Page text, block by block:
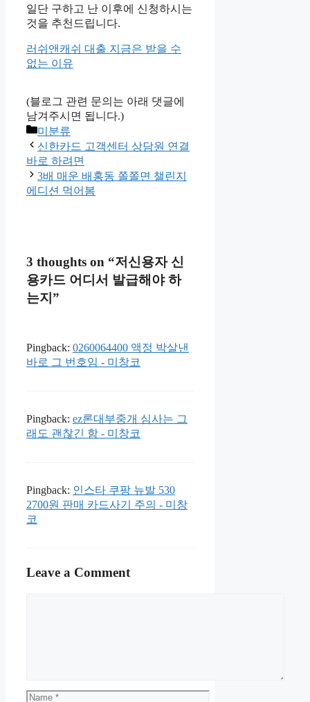
일단 구하고 난 이후에 신청하시는
것을 추천드립니다.
러쉬앤캐쉬 대출 지금은 받을 수
없는 이유
(블로그 관련 문의는 아래 댓글에
남겨주시면 됩니다.)
Categories
미분류
신한카드 고객센터 상담원 연결
바로 하려면
3배 매운 배홍동 쫄쫄면 챌린지
에디션 먹어봄
3 thoughts on “저신용자 신
용카드 어디서 발급해야 하
는지”
Pingback: 0260064400 액정 박살낸
바로 그 번호임 - 미창코
Pingback: ez론대부중개 심사는 그
래도 괜찮긴 함 - 미창코
Pingback: 인스타 쿠팡 뉴발 530
2700원 판매 카드사기 주의 - 미창
코
Leave a Comment
Name